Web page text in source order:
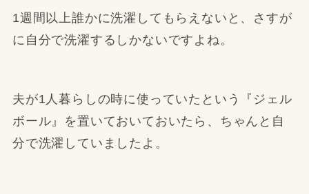
1週間以上誰かに洗濯してもらえないと、さすが
に自分で洗濯するしかないですよね。
夫が1人暮らしの時に使っていたという『ジェル
ボール』を置いておいておいたら、ちゃんと自
分で洗濯していましたよ。